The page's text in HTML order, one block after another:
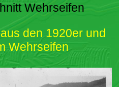
Wehrseifen
den 1920er und
Wehrseifen